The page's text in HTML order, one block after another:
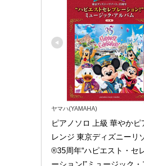
ヤマハ(YAMAHA)
ピアノソロ 上級 華やかピ
レンジ 東京ディズニーリ
®35周年“ハピエスト・セ
ーション!"ミュージック・